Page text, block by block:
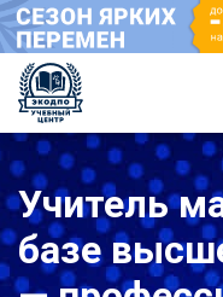
Учитель
базе